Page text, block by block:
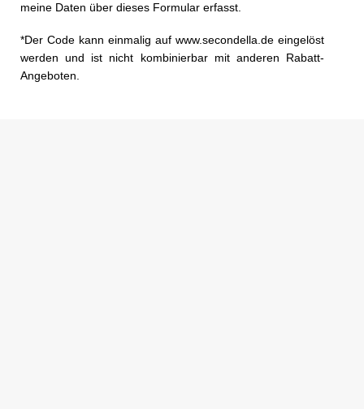
meine Daten über dieses Formular erfasst.
*Der Code kann einmalig auf www.secondella.de eingelöst
werden und ist nicht kombinierbar mit anderen Rabatt-
Angeboten.